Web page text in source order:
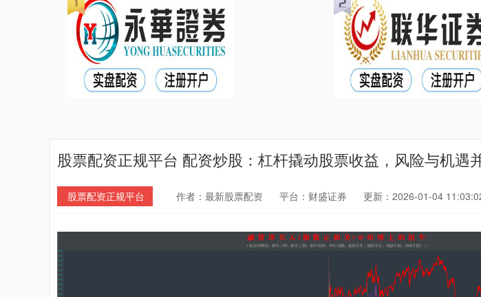
股票配资正规平台 配资炒股：杠杆撬动股票收益，风险与机遇
股票配资正规平台 作者：最新股票配资 平台：财盛证券 更新：2026-01-04